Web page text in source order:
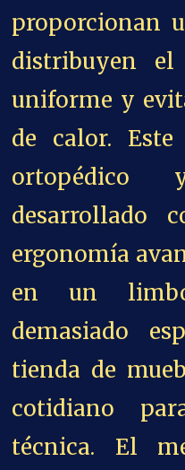
proporcionan
distribuyen
uniforme y
de calor.
desarrollado
ergonomía
en un
demasiado
tienda de
cotidiano
técnica. El